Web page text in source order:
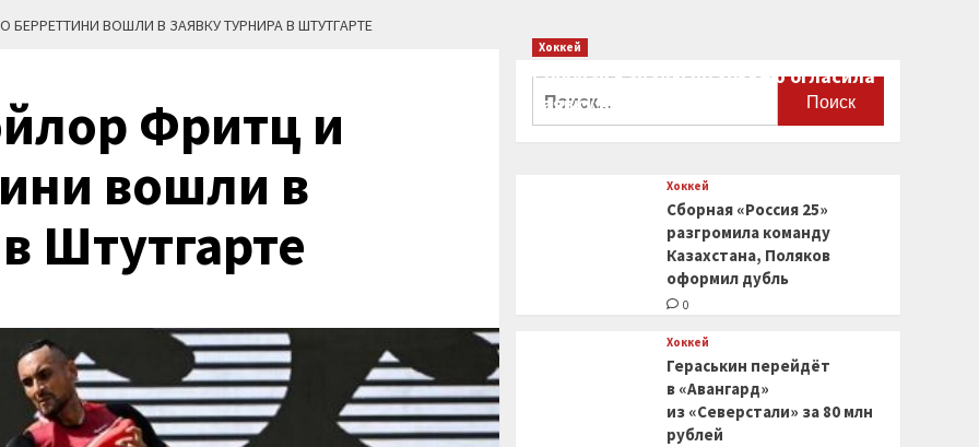
ВОШЛИ В ЗАЯВКУ ТУРНИРА В ШТУТГАРТЕ
Фритц и
вошли в
Штутгарте
Хоккей
Сборная Канады по хоккею огласила
заявку на чемпионат мира
Хоккей
Сборная «Россия 25»
разгромила команду
Казахстана, Поляков
оформил дубль
0
Хоккей
Гераськин перейдёт
в «Авангард»
из «Северстали» за 80 млн
рублей